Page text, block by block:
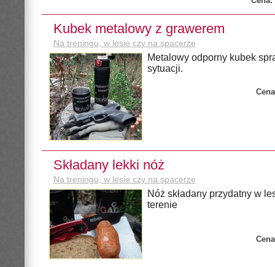
Kubek metalowy z grawerem
Na treningu, w lesie czy na spacerze
Metalowy odporny kubek
sytuacji.
Składany lekki nóż
Na treningu, w lesie czy na spacerze
Nóż składany przydatny w
terenie